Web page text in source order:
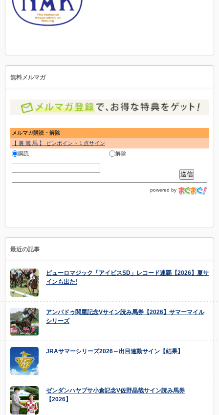
無料メルマガ
メルマガ購読・解除
【 裏 競 馬 】 ピンポイント１点サイン
購読
解除
powered by
最近の記事
ピューロマジック「アイビスSD」レコード連覇【2026】夏サ
インも出た!
アンパドゥ関屋記念Vサイン読み馬券【2026】サマーマイル
シリーズ
JRAサマーシリーズ2026～出目連動サイン【結果】
ゼンダンハヤブサ小倉記念V佐野晶哉サイン読み馬券
【2026】